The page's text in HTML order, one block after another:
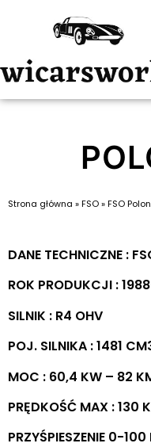
Strona główna »FSO»FSO
DANE TECHNICZNE :
ROK PRODUKCJI :
SILNIK : R4 OHV
POJ. SILNIKA : 1481
MOC : 60,4 KW – 82
PRĘDKOŚĆ MAX : 130
PRZYŚPIESZENIE 0-